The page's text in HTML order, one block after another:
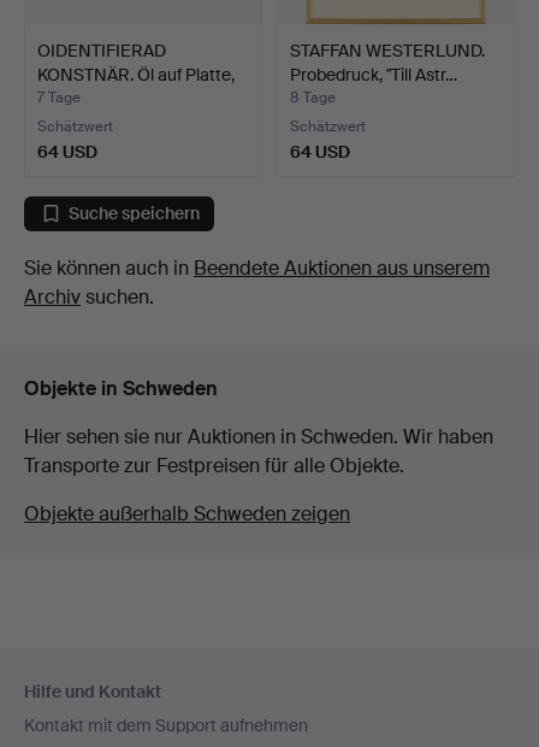
OIDENTIFIERAD
KONSTNÄR. Öl auf Platte,
sig…
7 Tage
Schätzwert
64 USD
STAFFAN WESTERLUND.
Probedruck, "Till Astr…
8 Tage
Schätzwert
64 USD
Suche speichern
Sie können auch in Beendete Auktionen aus unserem
Archivsuchen.
Objekte in Schweden
Hier sehen sie nur Auktionen in Schweden. Wir haben
Transporte zur Festpreisen für alle Objekte.
Objekte außerhalb Schweden zeigen
Navigation
Hilfe und Kontakt
Kontakt mit dem Support aufnehmen